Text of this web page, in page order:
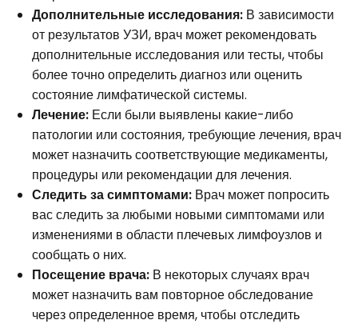
Дополнительные исследования: В зависимости
от результатов УЗИ, врач может рекомендовать
дополнительные исследования или тесты, чтобы
более точно определить диагноз или оценить
состояние лимфатической системы.
Лечение: Если были выявлены какие-либо
патологии или состояния, требующие лечения, врач
может назначить соответствующие медикаменты,
процедуры или рекомендации для лечения.
Следить за симптомами: Врач может попросить
вас следить за любыми новыми симптомами или
изменениями в области плечевых лимфоузлов и
сообщать о них.
Посещение врача: В некоторых случаях врач
может назначить вам повторное обследование
через определенное время, чтобы отследить